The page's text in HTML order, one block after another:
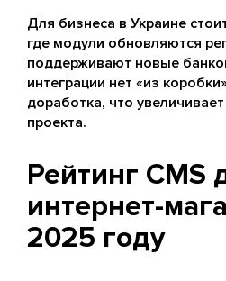
Для бизнеса в Украине
где модули обновляются
поддерживают новые
интеграции нет «из
доработка, что
проекта.
Рейтинг CMS
интернет-
2025 году